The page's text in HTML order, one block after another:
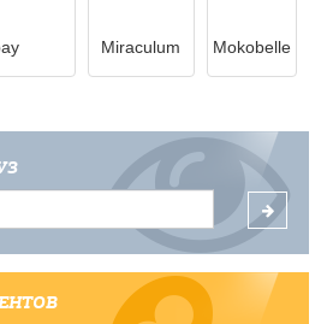
Miraculum Mokobelle